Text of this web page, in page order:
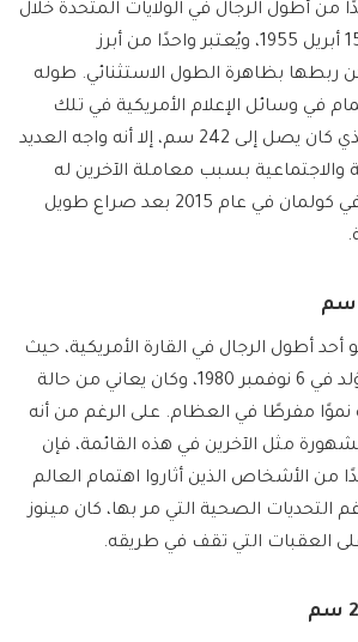
من أطول الرجال في الولايات المتحدة خلال
السبعينات. وُلد في 15 أبريل 1955، ويُعتبر واحدًا من أبرز
ربطها بظاهرة الطول الاستثنائي. طوله
في وسائل الإعلام الأمريكية في تلك
الفترة. ورغم طوله الذي كان يصل إلى 242 سم، إلا أنه واجه العديد
والاجتماعية بسبب معاملة الآخرين له
استنادًا إلى طوله. توفي كولمان في عام 2015 بعد صراع طويل
أحد أطول الرجال في القارة الأمريكية، حيث
بلغ طوله 240 سم. وُلد في 6 نوفمبر 1980، وكان يعاني من حالة
نموًا مفرطًا في العظام. على الرغم من أنه
مثل الآخرين في هذه القائمة، فإن
من الأشخاص الذين أثاروا اهتمام العالم
التحديات الصحية التي مر بها، كان مينوز
العقبات التي تقف في طريقه.